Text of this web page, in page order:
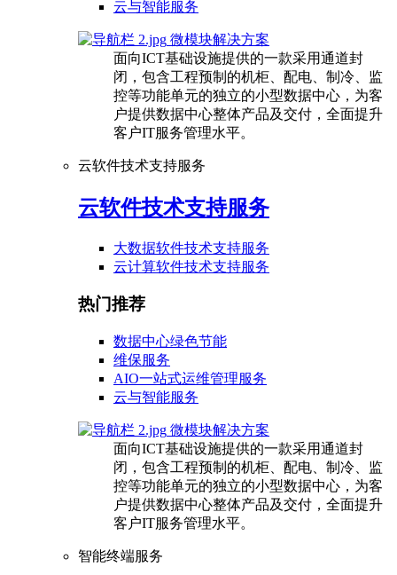
云与智能服务
微模块解决方案
面向ICT基础设施提供的一款采用通道封
闭，包含工程预制的机柜、配电、制冷、监
控等功能单元的独立的小型数据中心，为客
户提供数据中心整体产品及交付，全面提升
客户IT服务管理水平。
云软件技术支持服务
云软件技术支持服务
大数据软件技术支持服务
云计算软件技术支持服务
热门推荐
数据中心绿色节能
维保服务
AIO一站式运维管理服务
云与智能服务
微模块解决方案
面向ICT基础设施提供的一款采用通道封
闭，包含工程预制的机柜、配电、制冷、监
控等功能单元的独立的小型数据中心，为客
户提供数据中心整体产品及交付，全面提升
客户IT服务管理水平。
智能终端服务